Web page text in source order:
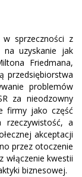
w sprzeczności z
na uzyskanie jak
Friedmana,
przedsiębiorstwa
problemów
za nieodzowny
firmy jako część
rzeczywistość, a
akceptacji
przez otoczenie
włączenie kwestii
biznesowej.